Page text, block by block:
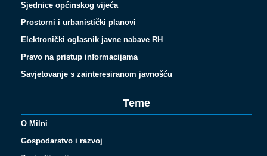
Sjednice općinskog vijeća
Prostorni i urbanistički planovi
Elektronički oglasnik javne nabave RH
Pravo na pristup informacijama
Savjetovanje s zainteresiranom javnošću
Teme
O Milni
Gospodarstvo i razvoj